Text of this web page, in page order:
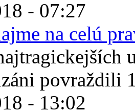
- 07:27
na celú
povraždili
- 13:02